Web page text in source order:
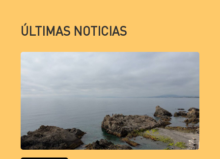
ÚLTIMAS NOTICIAS